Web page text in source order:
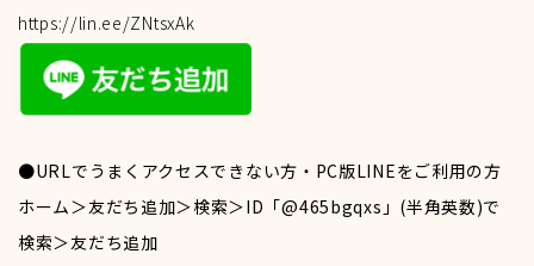
事務職
福利厚生
https://lin.ee/ZNtsxAk
●URLでうまくアクセスできない方・PC版LINEをご利用の方
ホーム＞友だち追加＞検索＞ID「@465bgqxs」(半角英数)で
検索＞友だち追加